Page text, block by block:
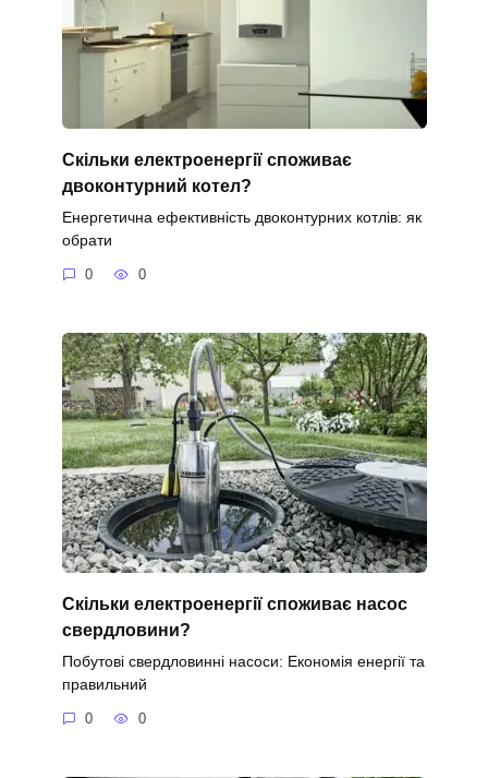
Скільки електроенергії споживає
двоконтурний котел?
Енергетична ефективність двоконтурних котлів: як
обрати
0 0
Скільки електроенергії споживає насос
свердловини?
Побутові свердловинні насоси: Економія енергії та
правильний
0 0